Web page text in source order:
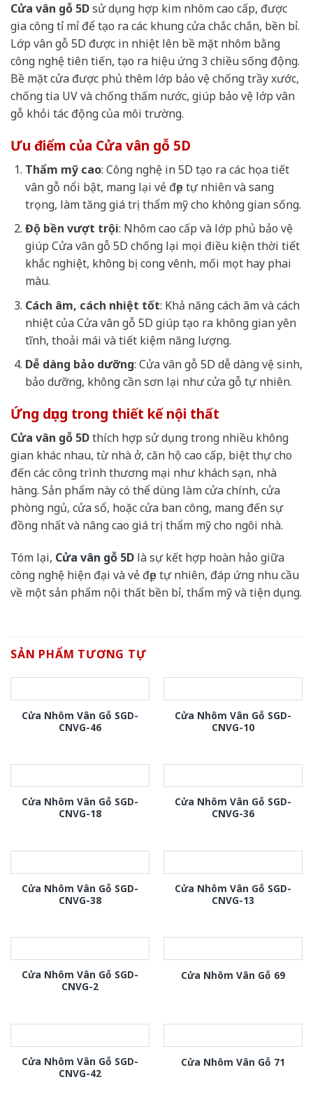
Cửa vân gỗ 5Dsử dụng hợp kim nhôm cao cấp, được
gia công tỉ mỉ để tạo ra các khung cửa chắc chắn, bền bỉ.
Lớp vân gỗ 5D được in nhiệt lên bề mặt nhôm bằng
công nghệ tiên tiến, tạo ra hiệu ứng 3 chiều sống động.
Bề mặt cửa được phủ thêm lớp bảo vệ chống trầy xước,
chống tia UV và chống thấm nước, giúp bảo vệ lớp vân
gỗ khỏi tác động của môi trường.
Ưu điểm của Cửa vân gỗ 5D
Thẩm mỹ cao: Công nghệ in 5D tạo ra các họa tiết
vân gỗ nổi bật, mang lại vẻ đẹp tự nhiên và sang
trọng, làm tăng giá trị thẩm mỹ cho không gian sống.
Độ bền vượt trội: Nhôm cao cấp và lớp phủ bảo vệ
giúp Cửa vân gỗ 5D chống lại mọi điều kiện thời tiết
khắc nghiệt, không bị cong vênh, mối mọt hay phai
màu.
Cách âm, cách nhiệt tốt: Khả năng cách âm và cách
nhiệt của Cửa vân gỗ 5D giúp tạo ra không gian yên
tĩnh, thoải mái và tiết kiệm năng lượng.
Dễ dàng bảo dưỡng: Cửa vân gỗ 5D dễ dàng vệ sinh,
bảo dưỡng, không cần sơn lại như cửa gỗ tự nhiên.
Ứng dụng trong thiết kế nội thất
Cửa vân gỗ 5Dthích hợp sử dụng trong nhiều không
gian khác nhau, từ nhà ở, căn hộ cao cấp, biệt thự cho
đến các công trình thương mại như khách sạn, nhà
hàng. Sản phẩm này có thể dùng làm cửa chính, cửa
phòng ngủ, cửa sổ, hoặc cửa ban công, mang đến sự
đồng nhất và nâng cao giá trị thẩm mỹ cho ngôi nhà.
Tóm lại, Cửa vân gỗ 5D là sự kết hợp hoàn hảo giữa
công nghệ hiện đại và vẻ đẹp tự nhiên, đáp ứng nhu cầu
về một sản phẩm nội thất bền bỉ, thẩm mỹ và tiện dụng.
SẢN PHẨM TƯƠNG TỰ
Cửa Nhôm Vân Gỗ SGD-
CNVG-46
Cửa Nhôm Vân Gỗ SGD-
CNVG-10
Cửa Nhôm Vân Gỗ SGD-
CNVG-18
Cửa Nhôm Vân Gỗ SGD-
CNVG-36
Cửa Nhôm Vân Gỗ SGD-
CNVG-38
Cửa Nhôm Vân Gỗ SGD-
CNVG-13
Cửa Nhôm Vân Gỗ SGD-
CNVG-2
Cửa Nhôm Vân Gỗ 69
Cửa Nhôm Vân Gỗ SGD-
CNVG-42
Cửa Nhôm Vân Gỗ 71